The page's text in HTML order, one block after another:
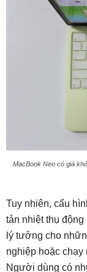
MacBook Neo có giá
Tuy nhiên, cấu
tản nhiệt thụ
lý tưởng cho
nghiệp hoặc chạy
Người dùng có